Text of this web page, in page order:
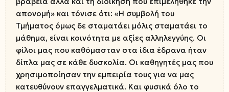
απονομή» και τόνισε ότι: «Η συμβολή του
Τμήματος όμως δε σταματάει μόλις σταματάει το
μάθημα, είναι κοινότητα με αξίες αλληλεγγύης. Οι
φίλοι μας που καθόμασταν στα ίδια έδρανα ήταν
δίπλα μας σε κάθε δυσκολία. Οι καθηγητές μας που
χρησιμοποίησαν την εμπειρία τους για να μας
κατευθύνουν επαγγελματικά. Και φυσικά όλο το